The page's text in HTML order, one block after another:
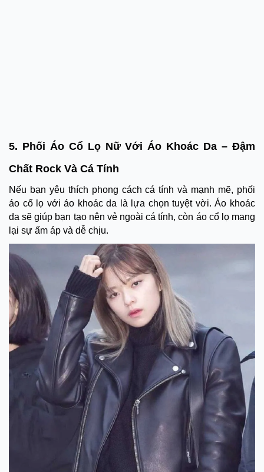
5. Phối Áo Cổ Lọ Nữ Với Áo Khoác Da – Đậm
Chất Rock Và Cá Tính
Nếu bạn yêu thích phong cách cá tính và mạnh mẽ, phối
áo cổ lọ với áo khoác da là lựa chọn tuyệt vời. Áo khoác
da sẽ giúp bạn tạo nên vẻ ngoài cá tính, còn áo cổ lọ mang
lại sự ấm áp và dễ chịu.